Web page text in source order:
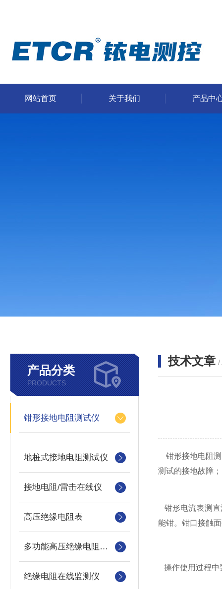
网站首页 关于我们 产品中
产品分类
PRODUCTS
钳形接地电阻测试仪
地桩式接地电阻测试仪
接地电阻/雷击在线仪
高压绝缘电阻表
多功能高压绝缘电阻测试仪
绝缘电阻在线监测仪
技术文章 /
钳形接地电阻测
测试的接地故障
钳形电流表测直
能钳。钳口接触
操作使用过程中